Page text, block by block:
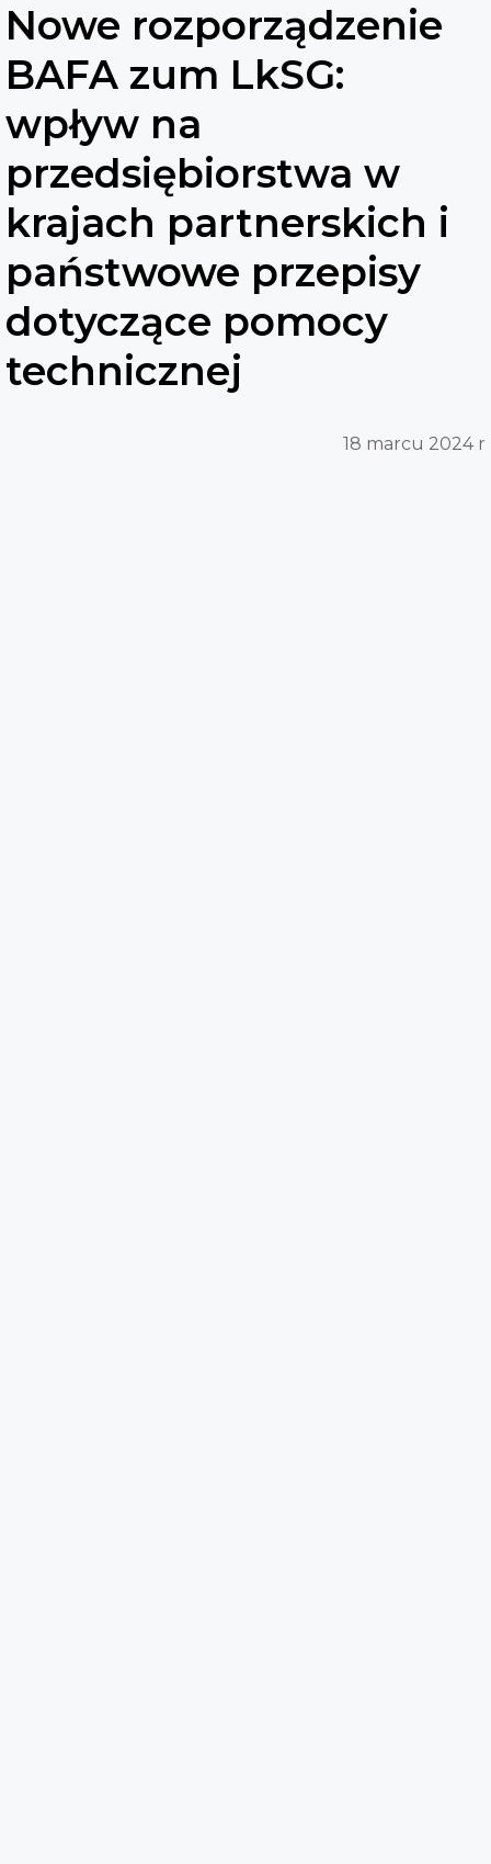
Nowe rozporządzenie
BAFA zum LkSG:
wpływ na
przedsiębiorstwa w
krajach partnerskich i
państwowe przepisy
dotyczące pomocy
technicznej
18 marcu 2024 r